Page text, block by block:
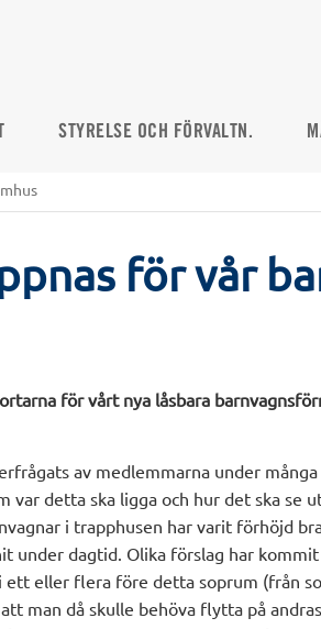
STYRELSE OCH FÖRVALTN.
för vår
för vårt nya låsbara
av medlemmarna under många
var detta ska ligga och hur det ska se
i trapphusen har varit förhöjd
under dagtid. Olika förslag har
ett eller flera före detta soprum (från
man då skulle behöva flytta på